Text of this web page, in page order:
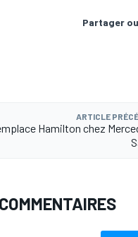
Partager
ARTICLE
Hamilton chez